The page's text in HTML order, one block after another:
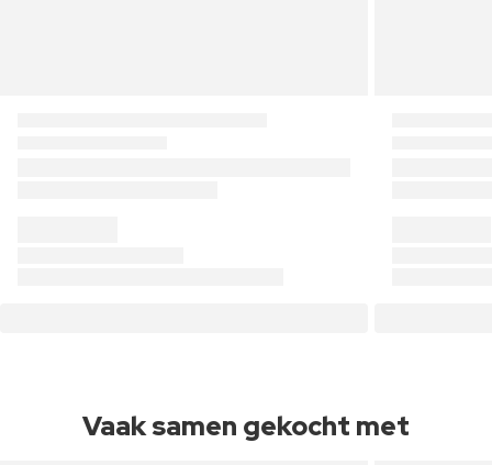
Vaak samen gekocht met